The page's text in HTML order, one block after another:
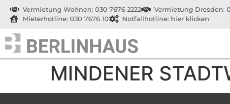
Vermietung Wohnen: 030 7676 2222 Vermietung Dresden:
Mieterhotline: 030 7676 10
Notfallhotline: hier klicken
MINDENER